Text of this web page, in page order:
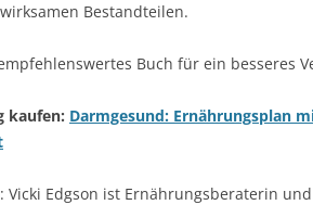
Bestandteilen.
Buch für ein besseres
kaufen: Darmgesund: Ernährungsplan
: Vicki Edgson ist Ernährungsberaterin